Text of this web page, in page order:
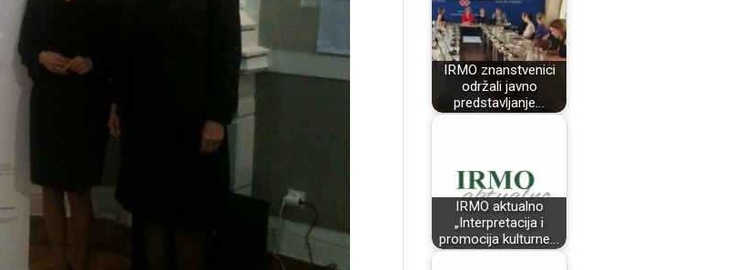
IRMO znanstvenici
održali javno
predstavljanje…
IRMO aktualno
„Interpretacija i
promocija kulturne…